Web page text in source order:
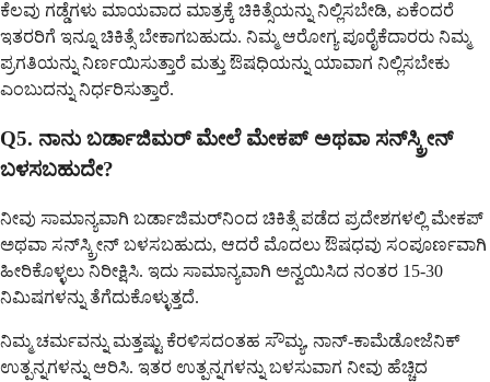
ಕೆಲವು ಗಡ್ಡೆಗಳು ಮಾಯವಾದ ಮಾತ್ರಕ್ಕೆ ಚಿಕಿತ್ಸೆಯನ್ನು ನಿಲ್ಲಿಸಬೇಡಿ, ಏಕೆಂದರೆ
ಇತರರಿಗೆ ಇನ್ನೂ ಚಿಕಿತ್ಸೆ ಬೇಕಾಗಬಹುದು. ನಿಮ್ಮ ಆರೋಗ್ಯ ಪೂರೈಕೆದಾರರು ನಿಮ್ಮ
ಪ್ರಗತಿಯನ್ನು ನಿರ್ಣಯಿಸುತ್ತಾರೆ ಮತ್ತು ಔಷಧಿಯನ್ನು ಯಾವಾಗ ನಿಲ್ಲಿಸಬೇಕು
ಎಂಬುದನ್ನು ನಿರ್ಧರಿಸುತ್ತಾರೆ.
Q5. ನಾನು ಬರ್ಡಾಜಿಮರ್ ಮೇಲೆ ಮೇಕಪ್ ಅಥವಾ ಸನ್‌ಸ್ಕ್ರೀನ್
ಬಳಸಬಹುದೇ?
ನೀವು ಸಾಮಾನ್ಯವಾಗಿ ಬರ್ಡಾಜಿಮರ್‌ನಿಂದ ಚಿಕಿತ್ಸೆ ಪಡೆದ ಪ್ರದೇಶಗಳಲ್ಲಿ ಮೇಕಪ್
ಅಥವಾ ಸನ್‌ಸ್ಕ್ರೀನ್ ಬಳಸಬಹುದು, ಆದರೆ ಮೊದಲು ಔಷಧವು ಸಂಪೂರ್ಣವಾಗಿ
ಹೀರಿಕೊಳ್ಳಲು ನಿರೀಕ್ಷಿಸಿ. ಇದು ಸಾಮಾನ್ಯವಾಗಿ ಅನ್ವಯಿಸಿದ ನಂತರ 15-30
ನಿಮಿಷಗಳನ್ನು ತೆಗೆದುಕೊಳ್ಳುತ್ತದೆ.
ನಿಮ್ಮ ಚರ್ಮವನ್ನು ಮತ್ತಷ್ಟು ಕೆರಳಿಸದಂತಹ ಸೌಮ್ಯ, ನಾನ್-ಕಾಮೆಡೋಜೆನಿಕ್
ಉತ್ಪನ್ನಗಳನ್ನು ಆರಿಸಿ. ಇತರ ಉತ್ಪನ್ನಗಳನ್ನು ಬಳಸುವಾಗ ನೀವು ಹೆಚ್ಚಿದ